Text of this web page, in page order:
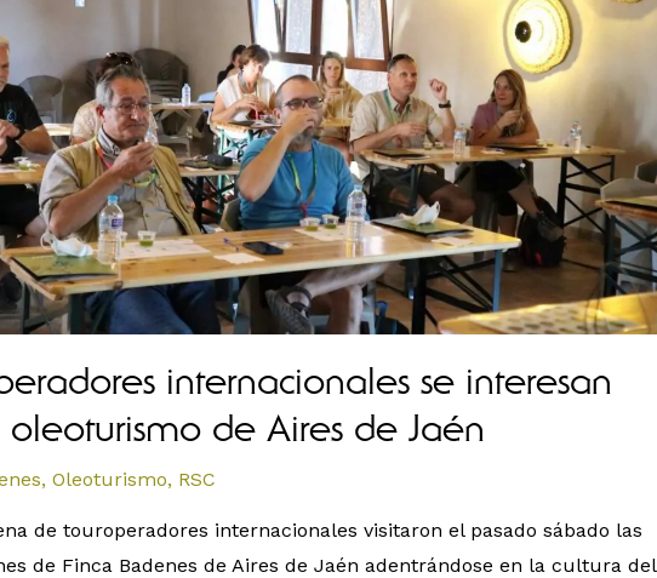
internacionales se interesan
de Aires de Jaén
, Oleoturismo, RSC
de touroperadores internacionales visitaron el pasado sábado las
de Finca Badenes de Aires de Jaén adentrándose en la cultura del